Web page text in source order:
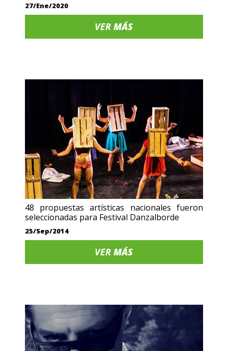
27/Ene/2020
VERMÁS
48 propuestas artísticas nacionales fueron
seleccionadas para Festival Danzalborde
25/Sep/2014
VERMÁS